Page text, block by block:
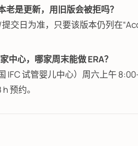
老是更新，用旧版会被拒吗？
交日为准，只要该版本仍列在
中心，哪家周末能做 ERA？
IFC 试管婴儿中心）周六上午
预约。